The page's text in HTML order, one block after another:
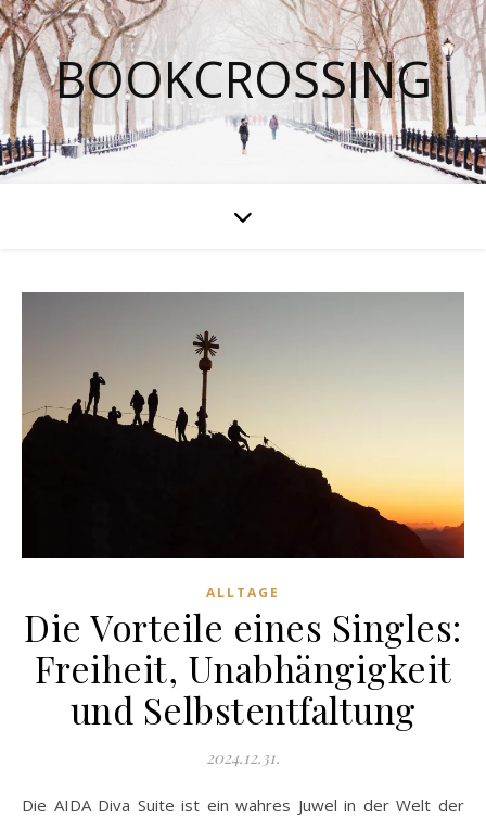
BOOKCROSSING
ALLTAGE
Die Vorteile eines Singles:
Freiheit, Unabhängigkeit
und Selbstentfaltung
2024.12.31.
Die AIDA Diva Suite ist ein wahres Juwel in der Welt der